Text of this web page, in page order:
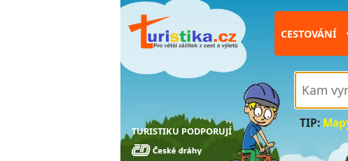
TURISTIKU PODPORUJÍ
CESTOVÁNÍ
TIP: